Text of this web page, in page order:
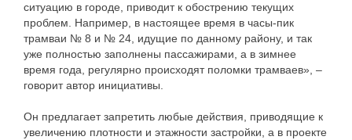
ситуацию в городе, приводит к обострению текущих
проблем. Например, в настоящее время в часы-пик
трамваи № 8 и № 24, идущие по данному району, и так
уже полностью заполнены пассажирами, а в зимнее
время года, регулярно происходят поломки трамваев», –
говорит автор инициативы.
Он предлагает запретить любые действия, приводящие к
увеличению плотности и этажности застройки, а в проекте